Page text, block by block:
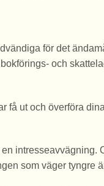
för det
och
få ut och överföra
som väger tyngre